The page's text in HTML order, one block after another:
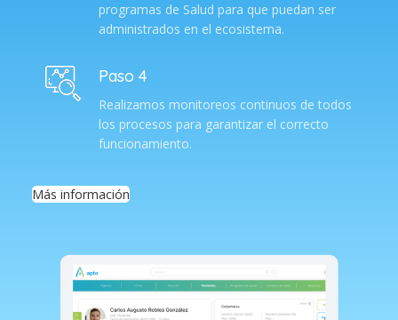
programas de Salud para que puedan ser
administrados en el ecosistema.
Paso 4
Realizamos monitoreos continuos de todos
los procesos para garantizar el correcto
funcionamiento.
Más información